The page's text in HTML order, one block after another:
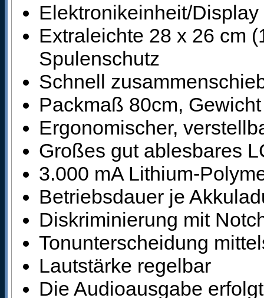
Elektronikeinheit/
Extraleichte 28 x 26 cm
Spulenschutz
Schnell
Packmaß 80cm,
Ergonomischer,
Großes gut ablesbares
3.000 mA Lithium-
Betriebsdauer je
Diskriminierung mit
Tonunterscheidung
Lautstärke regelbar
Die Audioausgabe